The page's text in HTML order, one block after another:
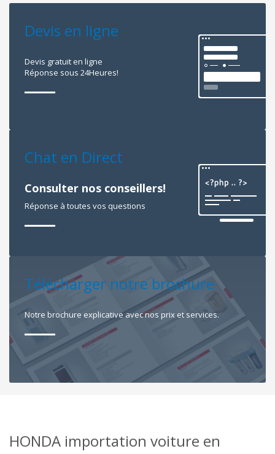
Devis en ligne
Devis gratuit en ligne
Réponse sous 24Heures!
Chat en Direct
Consulter nos conseillers!
Réponse à toutes vos questions
Télécharger notre brochure
Notre brochure explicative avec nos prix et services.
HONDA importation voiture en